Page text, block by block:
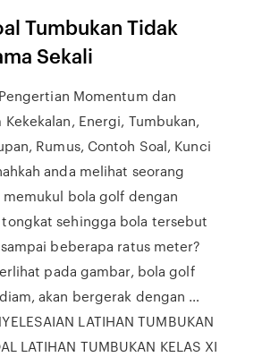
Tumbukan Tidak
Sekali
Pengertian Momentum dan
Energi, Tumbukan,
Rumus, Contoh Soal, Kunci
anda melihat seorang
bola golf dengan
sehingga bola tersebut
beberapa ratus meter?
pada gambar, bola golf
akan bergerak dengan …
LATIHAN TUMBUKAN
LATIHAN TUMBUKAN KELAS XI